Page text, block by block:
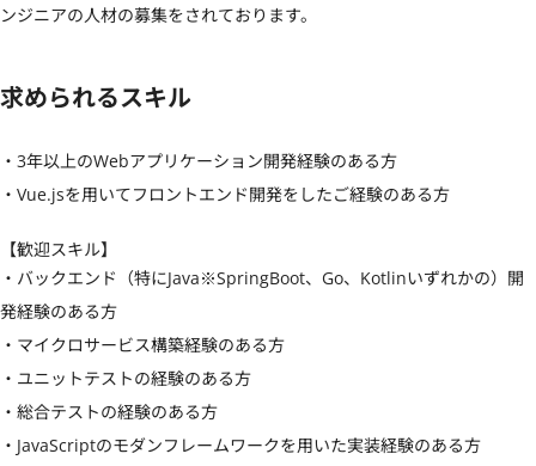
ンジニアの人材の募集をされております。
求められるスキル
・3年以上のWebアプリケーション開発経験のある方
・Vue.jsを用いてフロントエンド開発をしたご経験のある方
【歓迎スキル】
・バックエンド（特にJava※SpringBoot、Go、Kotlinいずれかの）開
発経験のある方
・マイクロサービス構築経験のある方
・ユニットテストの経験のある方
・総合テストの経験のある方
・JavaScriptのモダンフレームワークを用いた実装経験のある方